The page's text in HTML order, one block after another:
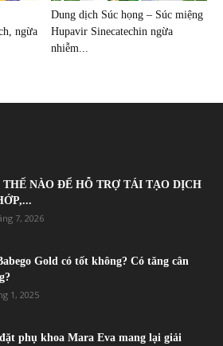
ngừa
Dung dịch Súc họng – Súc miệng
Hupavir Sinecatechin ngừa
nhiễm...
NÀO ĐỂ HỖ TRỢ TÁI TẠO DỊCH
7, 2026
Gold có tốt không? Có tăng cân
1, 2025
phụ khoa Mara Eva mang lại giải